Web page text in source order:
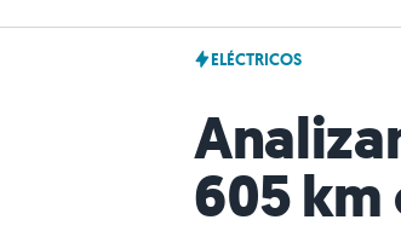
ELÉCTRICOS
605 km